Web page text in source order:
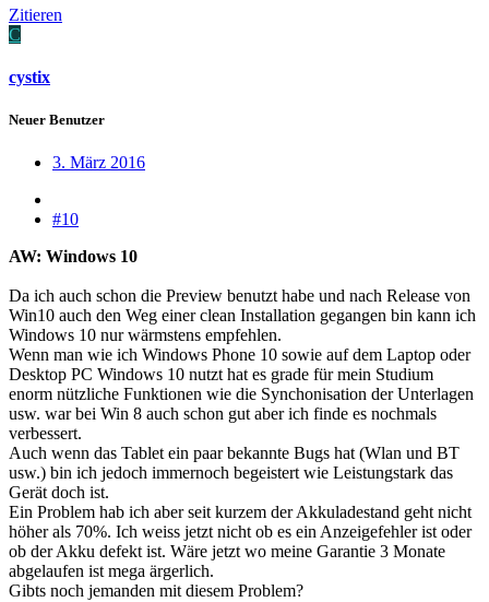
Zitieren
C
cystix
Neuer Benutzer
3. März 2016
#10
AW: Windows 10
Da ich auch schon die Preview benutzt habe und nach Release von
Win10 auch den Weg einer clean Installation gegangen bin kann ich
Windows 10 nur wärmstens empfehlen.
Wenn man wie ich Windows Phone 10 sowie auf dem Laptop oder
Desktop PC Windows 10 nutzt hat es grade für mein Studium
enorm nützliche Funktionen wie die Synchonisation der Unterlagen
usw. war bei Win 8 auch schon gut aber ich finde es nochmals
verbessert.
Auch wenn das Tablet ein paar bekannte Bugs hat (Wlan und BT
usw.) bin ich jedoch immernoch begeistert wie Leistungstark das
Gerät doch ist.
Ein Problem hab ich aber seit kurzem der Akkuladestand geht nicht
höher als 70%. Ich weiss jetzt nicht ob es ein Anzeigefehler ist oder
ob der Akku defekt ist. Wäre jetzt wo meine Garantie 3 Monate
abgelaufen ist mega ärgerlich.
Gibts noch jemanden mit diesem Problem?